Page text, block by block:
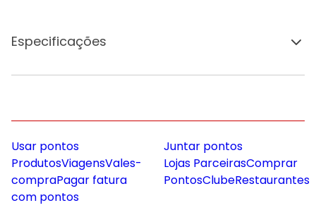
Especificações
Usar pontos
ProdutosViagensVales-
compraPagar fatura
com pontos
Juntar pontos
Lojas ParceirasComprar
PontosClubeRestaurantes